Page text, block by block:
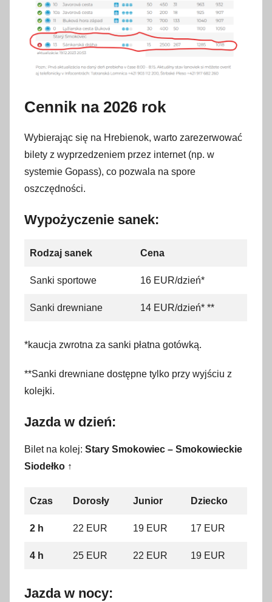
Cennik na 2026 rok
Wybierając się na Hrebienok, warto zarezerwować
bilety z wyprzedzeniem przez internet (np. w
systemie Gopass), co pozwala na spore
oszczędności.
Wypożyczenie sanek:
Rodzaj sanek Cena
Sanki sportowe 16 EUR/dzień*
Sanki drewniane 14 EUR/dzień* **
*kaucja zwrotna za sanki płatna gotówką.
**Sanki drewniane dostępne tylko przy wyjściu z
kolejki.
Jazda w dzień:
Bilet na kolej: Stary Smokowiec – Smokowieckie
Siodełko ↑
Czas Dorosły Junior Dziecko
2 h 22 EUR 19 EUR 17 EUR
4 h 25 EUR 22 EUR 19 EUR
Jazda w nocy: